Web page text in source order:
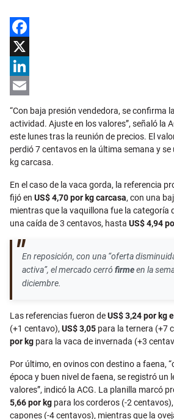
Facebook
X
LinkedIn
Email
“Con baja presión vendedora, se confirma
actividad. Ajuste en los valores”, señaló la
este lunes tras la reunión de precios. El
perdió 7 centavos en la última semana y se
kg carcasa.
En el caso de la vaca gorda, la referencia
fijó en US$ 4,70 por kg carcasa, con una
mientras que la vaquillona fue la categoría
una caída de 3 centavos, hasta US$ 4,94
En reposición, con una “oferta
activa”, el mercado cerró firmeen la
diciembre.
Las referencias fueron deUS$ 3,24 por kg
(+1 centavo), US$ 3,05 para la ternera (+7
por kg para la vaca de invernada (+3
Por último, en ovinos con destino a faena,
época y buen nivel de faena, se registró un
valores”, indicó la ACG. La planilla marcó
5,66 por kg para los corderos (-2 centavos),
capones (-4 centavos), mientras que la